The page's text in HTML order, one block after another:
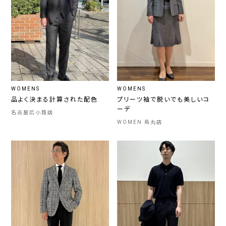
WOMENS
品よく決まる計算された配色
名古屋広小路店
WOMENS
プリーツ袖で脱いでも美しいコ
ーデ
WOMEN 烏丸店